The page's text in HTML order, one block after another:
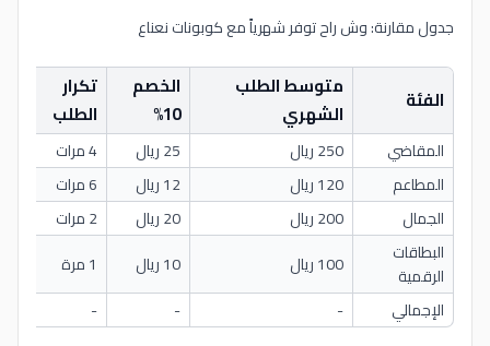
جدول مقارنة: وش راح توفر شهرياً مع كوبونات نعناع
الفئة
متوسط الطلب
الشهري
الخصم
10%
تكرار
الطلب
المقاضي 250 ريال 25 ريال 4 مرات
المطاعم
120 ريال 12 ريال 6 مرات
الجمال
200 ريال 20 ريال 2 مرات
البطاقات
الرقمية
100 ريال 10 ريال 1 مرة
الإجمالي
-
-
-